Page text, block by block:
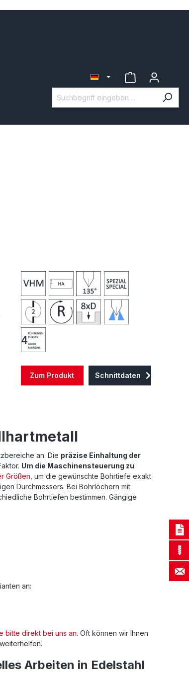
Zum Produkt Schnittdaten
an. Die präzise Einhaltung der
Um die Maschinensteuerung zu
Größen , um die gewünschte Bohrtiefe exakt
Durchmessers. Bei Bohrlöchern mit
Bohrtiefen bestimmen. Gängige
an:
bitte direkt bei uns an. Oft können wir Ihnen
weiterhelfen.
Arbeiten in Edelstahl